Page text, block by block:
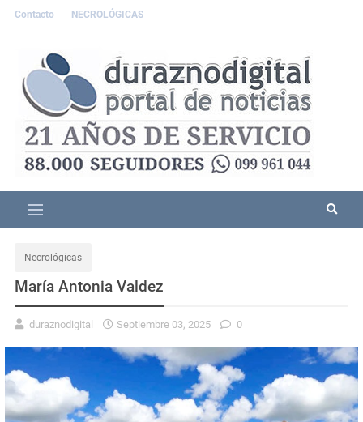
Contacto NECROLÓGICAS
Necrológicas
María Antonia Valdez
duraznodigital Septiembre 03, 2025 0